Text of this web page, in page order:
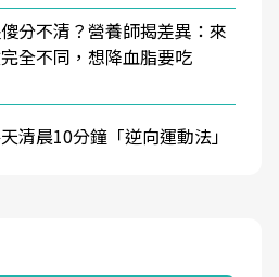
分不清？營養師揭差異：來
全不同，想降血脂要吃
清晨10分鐘「逆向運動法」